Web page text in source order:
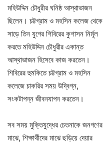
মহিউদ্দিন চৌধুরীর ঘনিষ্ঠ আস্থাভাজন
ছিলেন। চট্টগ্রাম ও মহসিন কলেজ থেকে
সাড়ে তিন যুগের শিবিরের কুশাসন নির্মূল
করতে মহিউদ্দিন চৌধুরীর একান্ত
আস্থাভাজন হিসেবে কাজ করতেন।
শিবিরের হুমকিতে চট্টগ্রাম ও মহসিন
কলেজে চাকরির সময় উদ্বিগ্ন,
সংকটাপন্ন জীবনযাপন করতেন।
সব সময় মুক্তিযুদ্ধের চেতনাকে জনগণের
মাঝে, শিক্ষার্থীদের মাঝে ছড়িয়ে দেয়ার